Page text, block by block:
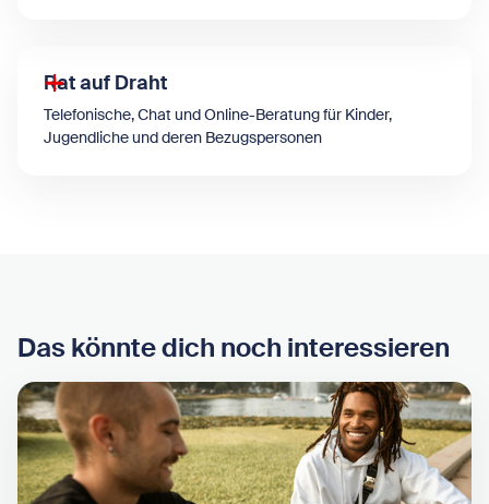
Rat auf Draht
Telefonische, Chat und Online-Beratung für Kinder,
Jugendliche und deren Bezugspersonen
Das könnte dich noch interessieren